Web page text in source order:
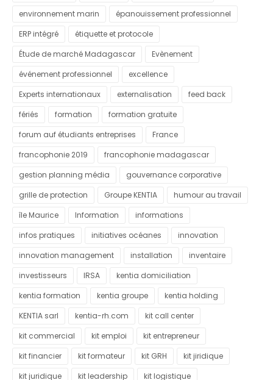
environnement marin
épanouissement professionnel
ERP intégré
étiquette et protocole
Étude de marché Madagascar
Evènement
événement professionnel
excellence
Experts internationaux
externalisation
feed back
fériés
formation
formation gratuite
forum auf étudiants entreprises
France
francophonie 2019
francophonie madagascar
gestion planning média
gouvernance corporative
grille de protection
Groupe KENTIA
humour au travail
île Maurice
Information
informations
infos pratiques
initiatives océanes
innovation
innovation management
installation
inventaire
investisseurs
IRSA
kentia domiciliation
kentia formation
kentia groupe
kentia holding
KENTIA sarl
kentia-rh.com
kit call center
kit commercial
kit emploi
kit entrepreneur
kit financier
kit formateur kit GRH
kit jiridique
kit juridique
kit leadership kit logistique